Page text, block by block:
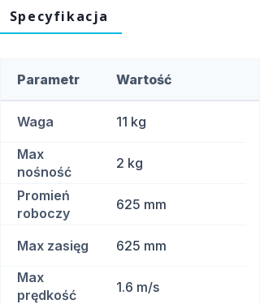
Specyfikacja
Parametr Wartość
Waga
11 kg
Max
nośność
2 kg
Promień
roboczy
625 mm
Max zasięg
625 mm
Max
prędkość
1.6 m/s